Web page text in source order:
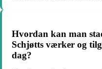
Hvordan kan man
Schjøtts værker og
dag?